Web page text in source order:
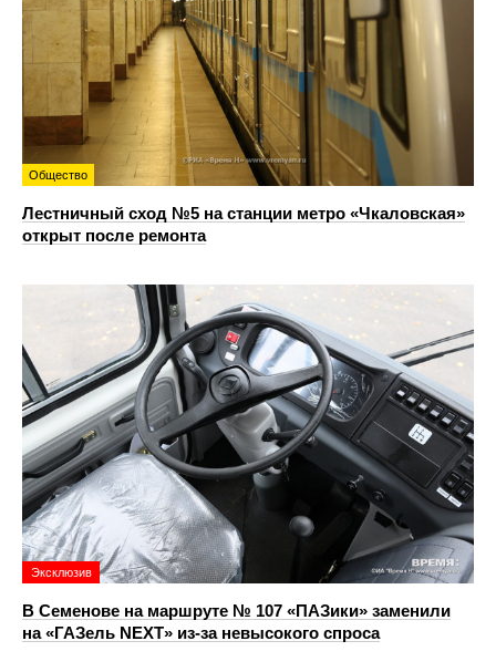
Общество
Лестничный сход №5 на станции метро «Чкаловская»
открыт после ремонта
Эксклюзив
В Семенове на маршруте № 107 «ПАЗики» заменили
на «ГАЗель NEXT» из‑за невысокого спроса